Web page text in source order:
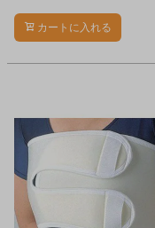
カートに入れる